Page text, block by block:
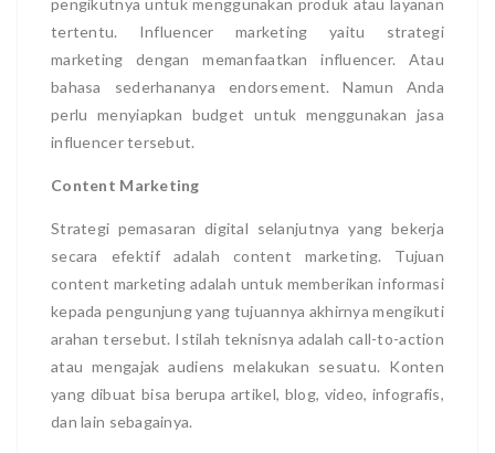
tertentu. Influencer marketing yaitu strategi
marketing dengan memanfaatkan influencer. Atau
bahasa sederhananya endorsement. Namun Anda
perlu menyiapkan budget untuk menggunakan jasa
influencer tersebut.
Content Marketing
Strategi pemasaran digital selanjutnya yang bekerja
secara efektif adalah content marketing. Tujuan
content marketing adalah untuk memberikan informasi
kepada pengunjung yang tujuannya akhirnya mengikuti
arahan tersebut. Istilah teknisnya adalah call-to-action
atau mengajak audiens melakukan sesuatu. Konten
yang dibuat bisa berupa artikel, blog, video, infografis,
dan lain sebagainya.